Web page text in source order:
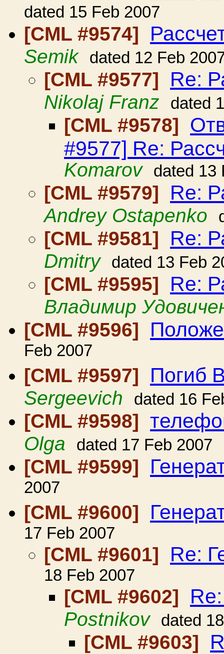
dated 15 Feb 2007
[CML #9574]
Semik dated 12 Feb
[CML #9577] Re:
Nikolaj Franz dated
[CML #9578]
#9577] Re:
Komarov
dated 13
[CML #9579] Re:
Andrey Ostapenko
[CML #9581] Re:
Dmitry dated 13 Feb
[CML #9595] Re:
Владимир
[CML #9596]
Feb 2007
[CML #9597]
Погиб
Sergeevich dated 16
[CML #9598]
Olga dated 17 Feb 2007
[CML #9599]
2007
[CML #9600]
17 Feb 2007
[CML #9601] Re:
18 Feb 2007
[CML #9602]
Postnikov dated
[CML #9603]